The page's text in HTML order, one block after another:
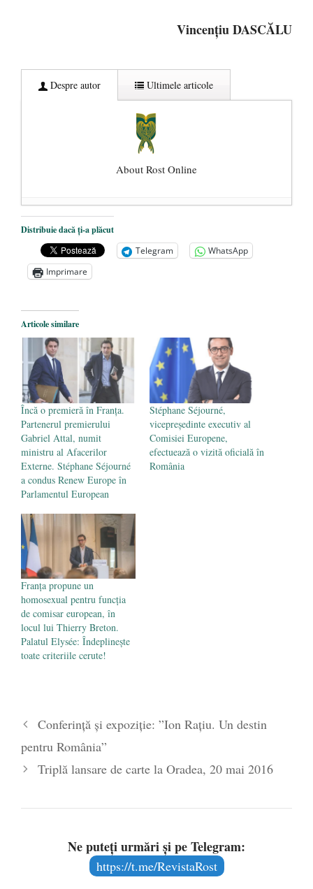
Vincențiu DASCĂLU
Despre autor Ultimele articole
About Rost Online
Dezvăluiri cutremurătoare despre
președintele Ucrainei, Volodymyr
Zelensky
- 13 mai 2026
Statul care servește Națiunea
Legea Vexler produce efecte. Bustul
poetului Octavian Goga, înlăturat din Iași
- 16 aprilie 2026
Distribuie dacă ți-a plăcut
Telegram
WhatsApp
Imprimare
Articole similare
Încă o premieră în Franța.
Partenerul premierului
Gabriel Attal, numit
ministru al Afacerilor
Externe. Stéphane Séjourné
a condus Renew Europe în
Parlamentul European
Stéphane Séjourné,
vicepreședinte executiv al
Comisiei Europene,
efectuează o vizită oficială în
România
Franța propune un
homosexual pentru funcția
de comisar european, în
locul lui Thierry Breton.
Palatul Elysée: Îndeplineşte
toate criteriile cerute!
Conferință și expoziție: ”Ion Rațiu. Un destin
pentru România”
Triplă lansare de carte la Oradea, 20 mai 2016
Ne puteți urmări și pe Telegram:
https://t.me/RevistaRost